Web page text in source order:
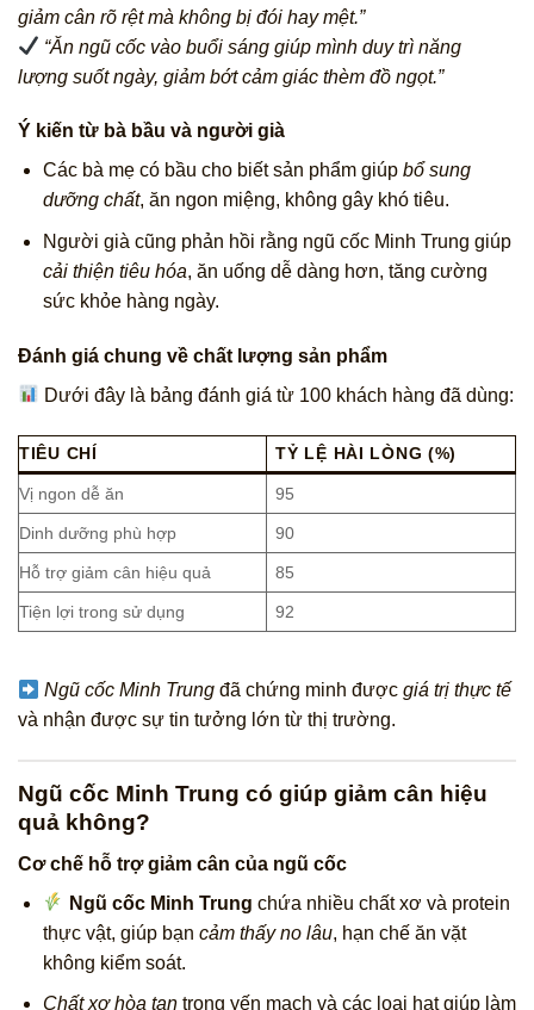
giảm cân rõ rệt mà không bị đói hay mệt.”
“Ăn ngũ cốc vào buổi sáng giúp mình duy trì năng
lượng suốt ngày, giảm bớt cảm giác thèm đồ ngọt.”
Ý kiến từ bà bầu và người già
Các bà mẹ có bầu cho biết sản phẩm giúp bổ sung
dưỡng chất, ăn ngon miệng, không gây khó tiêu.
Người già cũng phản hồi rằng ngũ cốc Minh Trung giúp
cải thiện tiêu hóa, ăn uống dễ dàng hơn, tăng cường
sức khỏe hàng ngày.
Đánh giá chung về chất lượng sản phẩm
Dưới đây là bảng đánh giá từ 100 khách hàng đã dùng:
TIÊU CHÍ TỶ LỆ HÀI LÒNG (%)
Vị ngon dễ ăn 95
Dinh dưỡng phù hợp 90
Hỗ trợ giảm cân hiệu quả 85
Tiện lợi trong sử dụng 92
Ngũ cốc Minh Trung đã chứng minh đượcgiá trị thực tế
và nhận được sự tin tưởng lớn từ thị trường.
Ngũ cốc Minh Trung có giúp giảm cân hiệu
quả không?
Cơ chế hỗ trợ giảm cân của ngũ cốc
Ngũ cốc Minh Trung chứa nhiều chất xơ và protein
thực vật, giúp bạn cảm thấy no lâu, hạn chế ăn vặt
không kiểm soát.
Chất xơ hòa tantrong yến mạch và các loại hạt giúp làm